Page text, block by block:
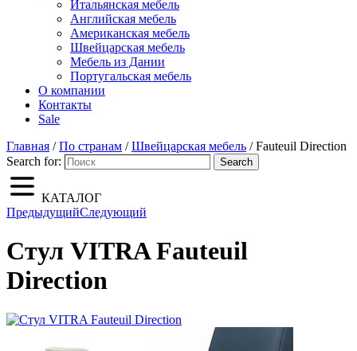
Итальянская мебель
Английская мебель
Американская мебель
Швейцарская мебель
Мебель из Дании
Португальская мебель
О компании
Контакты
Sale
Главная /По странам /Швейцарская мебель / Fauteuil Direction
Search for:
Search
КАТАЛОГ
ПредыдущийСледующий
Стул VITRA Fauteuil
Direction